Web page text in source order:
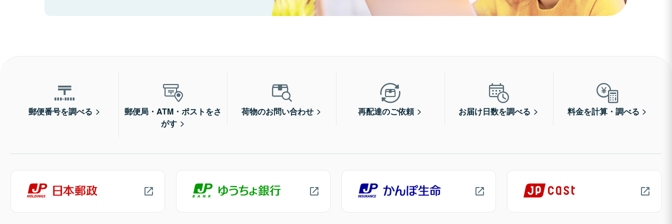
郵便番号を調べる
郵便局・ATM・ポストをさ
がす
荷物のお問い合わせ 再配達のご依頼 お届け日数を調べる 料金を計算・調べる